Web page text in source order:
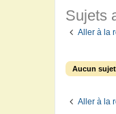
Sujets
Aller à la
Aucun
Aller à la